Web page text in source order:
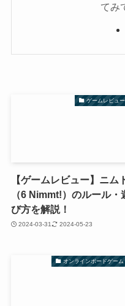
てみ
ゲームレビュー
【ゲームレビュー】ニム
（6 Nimmt!）のルール・
び方を解説！
2024-03-31 2024-05-23
オンラインボードゲーム